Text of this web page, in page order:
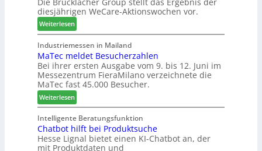
t
s
f
ü
h
r
e
r
a
n
z
i
n
I
t
a
l
i
e
n
e
l
s
i
n
t
e
r
i
e
r
t
diesjährigen WeCare-Aktionswochen vor.
Weiterlesen:
W
e
C
a
r
e
-
A
k
t
i
o
Industriemessen in Mailand
MaTec meldet Besucherzahlen
Bei ihrer ersten Ausgabe vom 9. bis 12. Juni im
Messezentrum FieraMilano verzeichnete die
MaTec fast 45.000 Besucher.
Weiterlesen:
M
a
T
e
c
Intelligente Beratungsfunktion
Chatbot hilft bei Produktsuche
Hesse Lignal bietet einen KI-Chatbot an, der
mit Produktdaten und